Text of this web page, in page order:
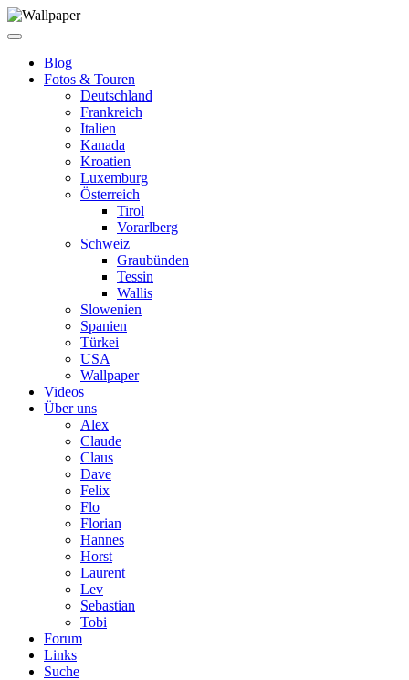
Blog
Fotos & Touren
Deutschland
Frankreich
Italien
Kanada
Kroatien
Luxemburg
Österreich
Tirol
Vorarlberg
Schweiz
Graubünden
Tessin
Wallis
Slowenien
Spanien
Türkei
USA
Wallpaper
Videos
Über uns
Alex
Claude
Claus
Dave
Felix
Flo
Florian
Hannes
Horst
Laurent
Lev
Sebastian
Tobi
Forum
Links
Suche